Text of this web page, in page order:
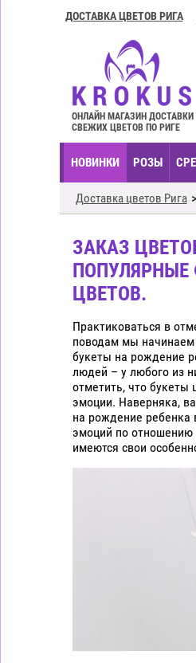
Доставка
Цветочные
доставка
ДОСТАВКА ЦВЕТОВ РИГА
ОНЛАЙН МАГАЗИН ДОСТАВКИ
СВЕЖИХ ЦВЕТОВ ПО РИГЕ
НОВИНКИ РОЗЫ
Доставка цветов Рига
ЗАКАЗ
ПОПУЛЯРНЫЕ
ЦВЕТОВ.
Практиковаться в
поводам мы начинаем
букеты на рождение
людей – у любого из
отметить, что букеты
эмоции. Наверняка,
на рождение ребенка
эмоций по отношению
имеются свои